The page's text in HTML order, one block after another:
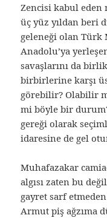
Zencisi kabul
üç yüz yıldan beri
geleneği olan Türk
Anadolu’ya
savaşlarını da
birbirlerine karşı
görebilir? Olabilir
mi böyle bir
gereği olarak
idaresine de gel
Muhafazakar
algısı zaten bu
gayret sarf
Armut piş ağzıma